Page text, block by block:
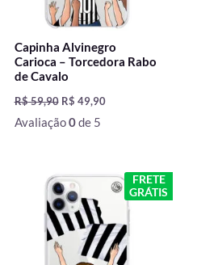
Capinha Alvinegro
Carioca – Torcedora Rabo
de Cavalo
R$59,90 R$ 49,90
Avaliação0de 5
FRETE
GRÁTIS
O
preço
original
era:
R$ 59,90.
O
preço
atual
R$ 49,90.